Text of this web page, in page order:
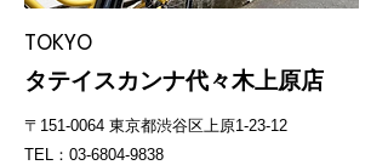
TOKYO
タテイスカンナ代々木上原店
〒151-0064 東京都渋谷区上原1-23-12
TEL：03-6804-9838